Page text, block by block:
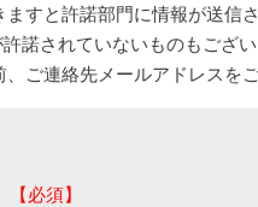
すと許諾部門に情報が送信
諾されていないものもござ
、ご連絡先メールアドレスを
【必須】